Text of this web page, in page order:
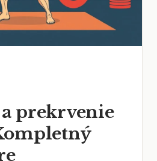
prekrvenie